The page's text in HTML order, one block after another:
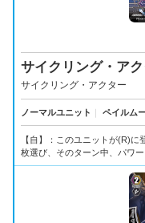
サイクリング・ア
サイクリング・アクター
ノーマルユニット ｜ ペイルム
【自】：このユニットが(R)に
枚選び、そのターン中、パワー